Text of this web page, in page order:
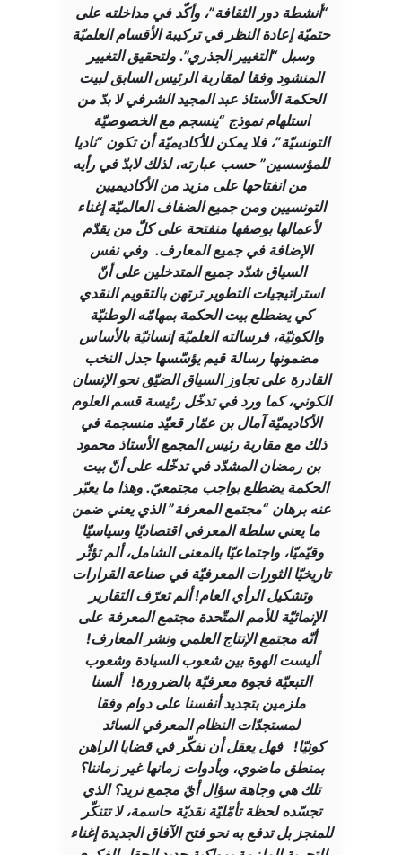
“أنشطة دور الثقافة”، وأكّد في مداخلته على
حتميّة إعادة النظر في تركيبة الأقسام العلميّة
وسبل “التغيير الجذري”. ولتحقيق التغيير
المنشود وفقا لمقاربة الرئيس السابق لبيت
الحكمة الأستاذ عبد المجيد الشرفي لا بدّ من
استلهام نموذج “ينسجم مع الخصوصيّة
التونسيّة”، فلا يمكن للأكاديميّة أن تكون “ناديا
للمؤسسين” حسب عبارته، لذلك لابدّ في رأيه
من انفتاحها على مزيد من الأكاديميين
التونسيين ومن جميع الضفاف العالميّة إغناء
لأعمالها بوصفها منفتحة على كلّ من يقدّم
الإضافة في جميع المعارف. وفي نفس
السياق شدّد جميع المتدخلين على أنّ
استراتيجيات التطوير ترتهن بالتقويم النقدي
كي يضطلع بيت الحكمة بمهامّه الوطنيّة
والكونيّة، فرسالته العلميّة إنسانيّة بالأساس
مضمونها رسالة قيم يؤسّسها جدل النخب
القادرة على تجاوز السياق الضيّق نحو الإنسان
الكوني، كما ورد في تدخّل رئيسة قسم العلوم
الأكاديميّة آمال بن عمّار قعيّد منسجمة في
ذلك مع مقاربة رئيس المجمع الأستاذ محمود
بن رمضان المشدّد في تدخّله على أنّ بيت
الحكمة يضطلع بواجب مجتمعيّ. وهذا ما يعبّر
عنه برهان “مجتمع المعرفة” الذي يعني ضمن
ما يعني سلطة المعرفي اقتصاديّا وسياسيّا
وقيّميّا، واجتماعيّا بالمعنى الشامل، ألم تؤثّر
تاريخيّا الثورات المعرفيّة في صناعة القرارات
وتشكيل الرأي العام! ألم تعرّف التقارير
الإنمائيّة للأمم المتّحدة مجتمع المعرفة على
أنّه مجتمع الإنتاج العلمي ونشر المعارف!
أليست الهوة بين شعوب السيادة وشعوب
التبعيّة فجوة معرفيّة بالضرورة! ألسنا
ملزمين بتجديد أنفسنا على دوام وفقا
لمستجدّات النظام المعرفي السائد
كونيّا! فهل يعقل أن نفكّر في قضايا الراهن
بمنطق ماضوي، وبأدوات زمانها غير زماننا؟
تلك هي وجاهة سؤال أيّ مجمع نريد؟ الذي
تجسّده لحظة تأمّليّة نقديّة حاسمة، لا تتنكّر
للمنجز بل تدفع به نحو فتح الآفاق الجديدة إغناء